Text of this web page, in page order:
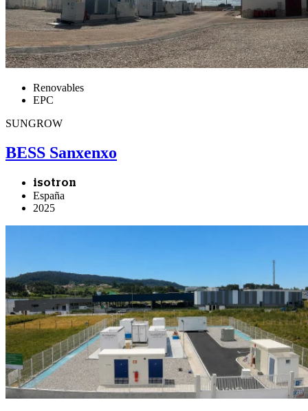
Renovables
EPC
SUNGROW
BESS Sanxenxo
isotron
España
2025